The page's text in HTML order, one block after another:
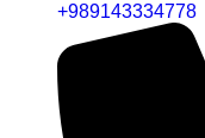
+989143334778